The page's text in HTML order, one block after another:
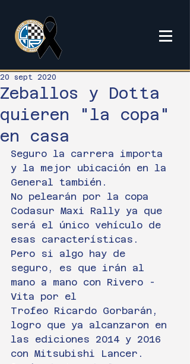
Zeballos y Dotta
quieren "la copa"
en casa
20 sept 2020
Seguro la carrera importa
y la mejor ubicación en la
General también.
No pelearán por la copa
Codasur Maxi Rally ya que
será el único vehículo de
esas características.
Pero si algo hay de
seguro, es que irán al
mano a mano con Rivero -
Vita por el
Trofeo Ricardo Gorbarán,
logro que ya alcanzaron en
las ediciones 2014 y 2016
con Mitsubishi Lancer.